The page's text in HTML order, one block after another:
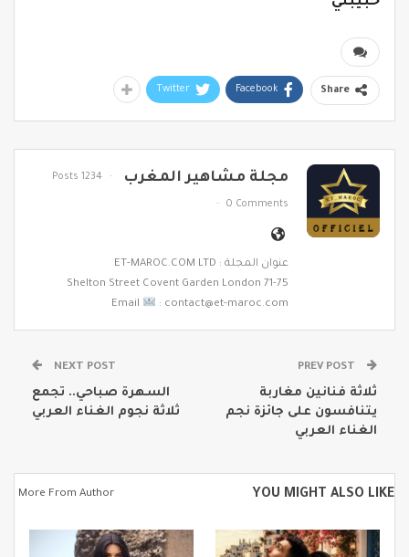
Share
Facebook
Twitter
مجلة مشاهير المغرب 1234 Posts
0 Comments
عنوان المجلة : ET-MAROC.COM LTD
71-75 Shelton Street Covent Garden London
Email
: contact@et-maroc.com
ثلاثة فنانين مغاربة
يتنافسون على جائزة نجم
الغناء العربي
NEXT POST
السهرة صباحي.. تجمع
ثلاثة نجوم الغناء العربي
YOU MIGHT ALSO LIKE
More From Author